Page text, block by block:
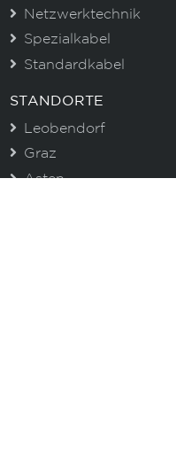
Netzwerktechnik
Spezialkabel
Standardkabel
STANDORTE
Leobendorf
Graz
Asten